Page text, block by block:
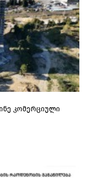
კომერციული